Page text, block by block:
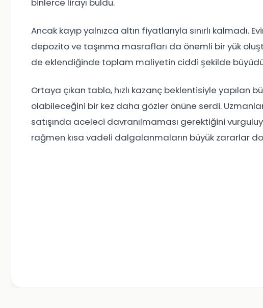
binlerce lirayı buldu.
Ancak kayıp yalnızca altın fiyatlarıyla sınırlı kalmadı.
depozito ve taşınma masrafları da önemli bir yük
de eklendiğinde toplam maliyetin ciddi şekilde
Ortaya çıkan tablo, hızlı kazanç beklentisiyle yapılan
olabileceğini bir kez daha gözler önüne serdi.
satışında aceleci davranılmaması gerektiğini
rağmen kısa vadeli dalgalanmaların büyük zararlar